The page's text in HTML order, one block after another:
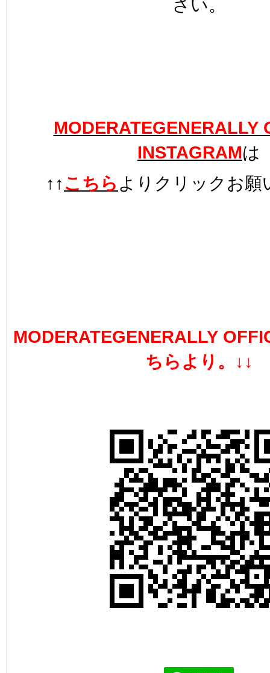
さい。
MODERATEGENERALLY
INSTAGRAMは
↑↑ こちら よりクリックお願
MODERATEGENERALLY
ちらより。↓↓